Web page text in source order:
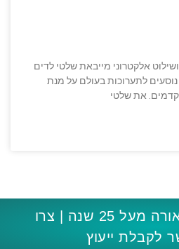
אלקטרוני מייבאת שלטי לדים
נוסעים לתערוכות בעולם על מנת
את שלטי
'מנורץ' מומחי תאורה מעל 25 שנה | צרו
לקבלת ייעוץ